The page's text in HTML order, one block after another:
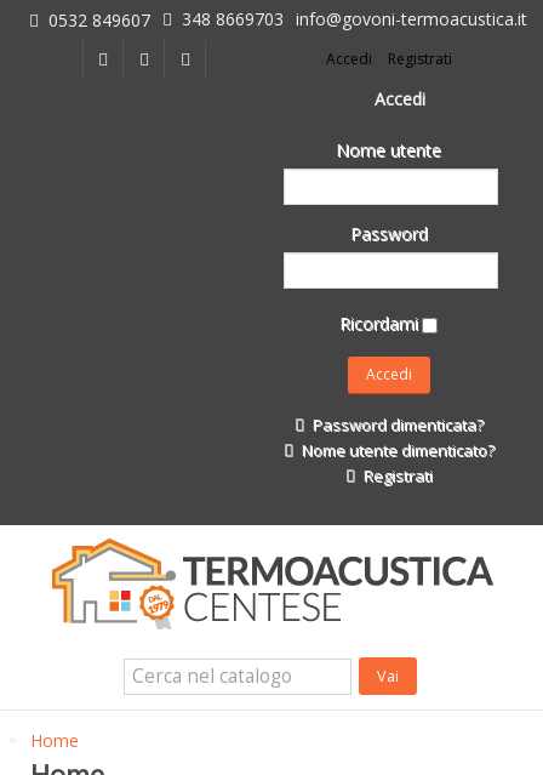
0532 849607 348 8669703 info@govoni-termoacustica.it
Accedi Registrati
Accedi
Nome utente
Password
Ricordami
Password dimenticata?
Nome utente dimenticato?
Registrati
L'azienda
Chi siamo
Fasi della Ricostruzione Post Terremoto
Impermeabilizzanti per l'edilizia
Isolanti Termici, cartongesso e sistemi a secco
Impermeabilizzanti per l'edilizia
Isolanti Termici, cartongesso e sistemi a secco
Isolanti Acustici
Porte e Finestre
Home